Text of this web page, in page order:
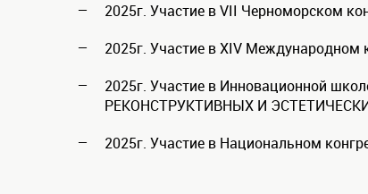
2025г. Участие в VII Черноморском
2025г. Участие в XIV Международном
2025г. Участие в Инновационной
РЕКОНСТРУКТИВНЫХ И
2025г. Участие в Национальном